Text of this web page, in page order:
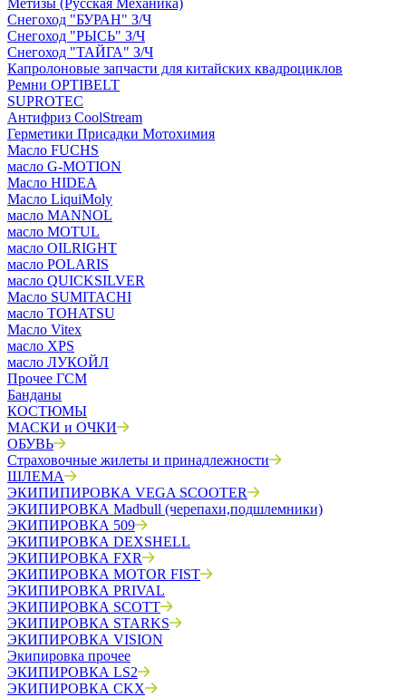
Метизы (Русская Механика)
Снегоход "БУРАН" З/Ч
Снегоход "РЫСЬ" З/Ч
Снегоход "ТАЙГА" З/Ч
Капролоновые запчасти для китайских квадроциклов
Ремни OPTIBELT
SUPROTEC
Антифриз CoolStream
Герметики Присадки Мотохимия
Масло FUCHS
масло G-MOTION
Масло HIDEA
Масло LiquiMoly
масло MANNOL
масло MOTUL
масло OILRIGHT
масло POLARIS
масло QUICKSILVER
Масло SUMITACHI
масло TOHATSU
Масло Vitex
масло XPS
масло ЛУКОЙЛ
Прочее ГСМ
Банданы
КОСТЮМЫ
МАСКИ и ОЧКИ
ОБУВЬ
Страховочные жилеты и принадлежности
ШЛЕМА
ЭКИПИПИРОВКА VEGA SCOOTER
ЭКИПИРОВКА Madbull (черепахи,подшлемники)
ЭКИПИРОВКА 509
ЭКИПИРОВКА DEXSHELL
ЭКИПИРОВКА FXR
ЭКИПИРОВКА MOTOR FIST
ЭКИПИРОВКА PRIVAL
ЭКИПИРОВКА SCOTT
ЭКИПИРОВКА STARKS
ЭКИПИРОВКА VISION
Экипировка прочее
ЭКИПИРОВКА LS2
ЭКИПИРОВКА CKX